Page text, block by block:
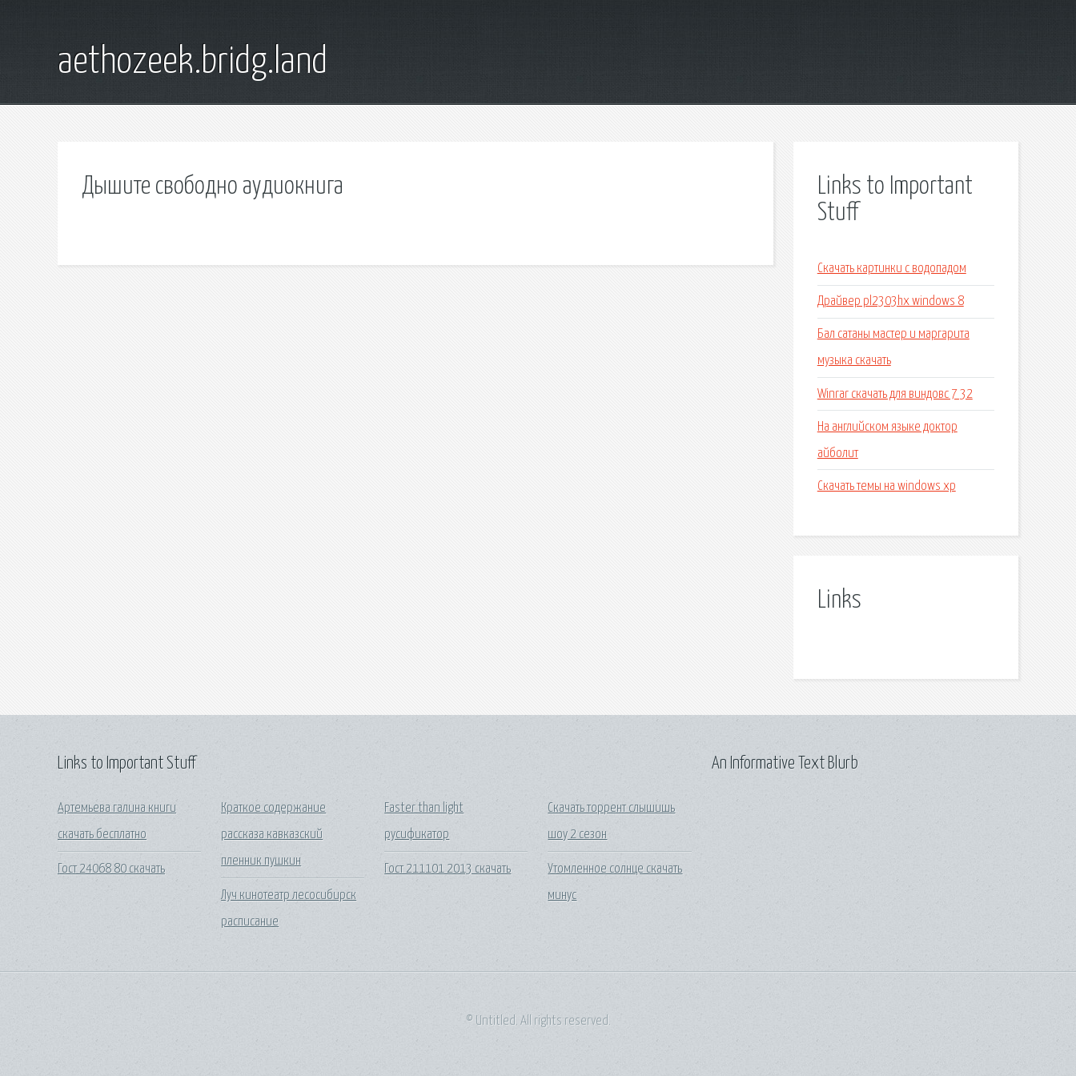
aethozeek.bridg.land
Дышите свободно аудиокнига
Links to Important
Stuff
Скачать картинки с водопадом
Драйвер pl2303hx windows 8
Бал сатаны мастер и маргарита
музыка скачать
Winrar скачать для виндовс 7 32
На английском языке доктор
айболит
Скачать темы на windows xp
Links
Links to Important Stuff
Артемьева галина книги
скачать бесплатно
Гост 24068 80 скачать
Краткое содержание
рассказа кавказский
пленник пушкин
Луч кинотеатр лесосибирск
расписание
Faster than light
русификатор
Гост 211101 2013 скачать
Скачать торрент слышишь
шоу 2 сезон
Утомленное солнце скачать
минус
An Informative Text Blurb
© Untitled. All rights reserved.